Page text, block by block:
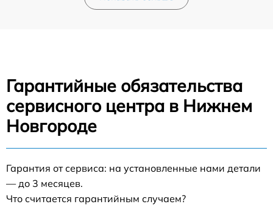
Гарантийные обязательства
сервисного центра в Нижнем
Новгороде
Гарантия от сервиса: на установленные нами детали
— до 3 месяцев.
Что считается гарантийным случаем?